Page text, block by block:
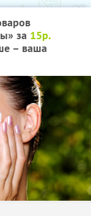
за 15р.
– ваша